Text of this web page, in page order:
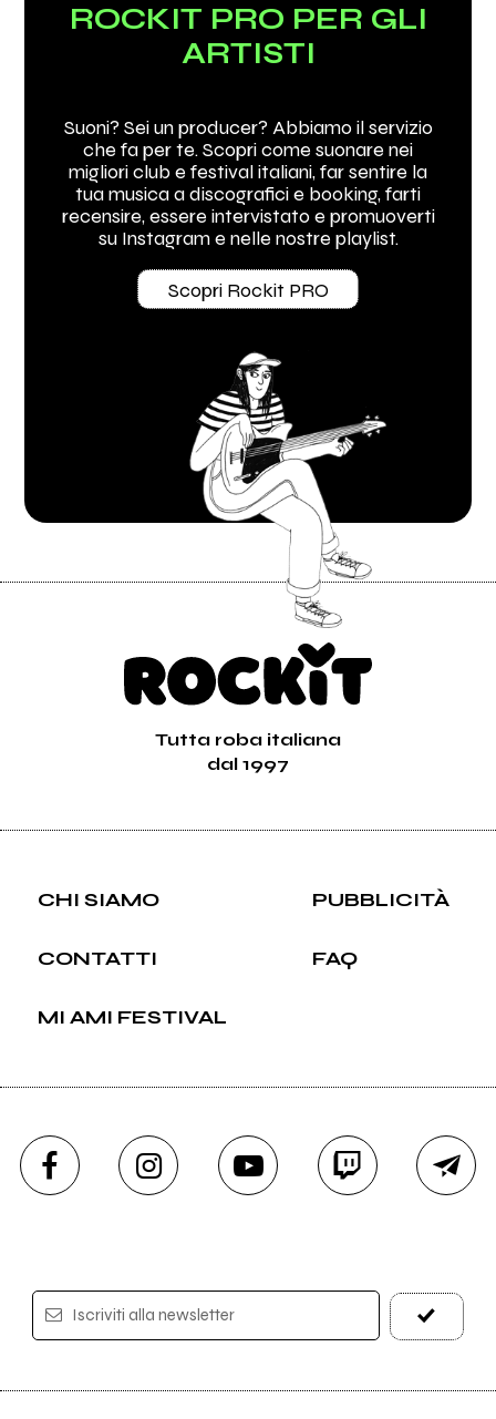
ROCKIT PRO PER GLI
ARTISTI
Suoni? Sei un producer? Abbiamo il servizio
che fa per te. Scopri come suonare nei
migliori club e festival italiani, far sentire la
tua musica a discografici e booking, farti
recensire, essere intervistato e promuoverti
su Instagram e nelle nostre playlist.
Scopri Rockit PRO
Tutta roba italiana
dal 1997
CHI SIAMO PUBBLICITÀ
CONTATTI FAQ
MI AMI FESTIVAL
Iscriviti alla newsletter